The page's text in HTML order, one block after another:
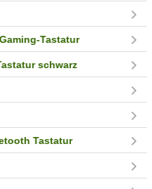
Tastatur
schwarz
Tastatur